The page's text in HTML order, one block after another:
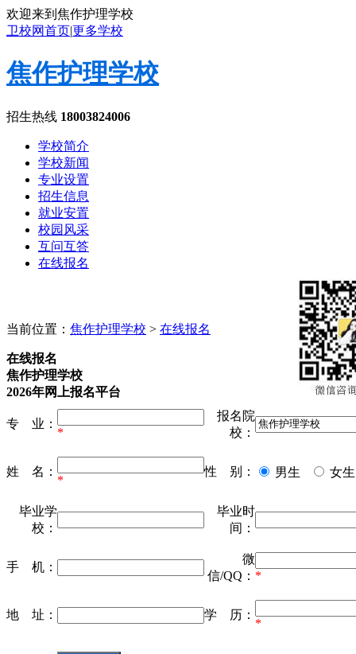
欢迎来到焦作护理学校
卫校网首页|更多学校
焦作护理学校
招生热线 18003824006
学校简介
学校新闻
专业设置
招生信息
就业安置
校园风采
互问互答
在线报名
当前位置： 焦作护理学校 > 在线报名
在线报名
焦作护理学校
2026年网上报名平台
专 业：
*
报名院
校：
姓 名：
*
性 别： 男生 女生
毕业学
校：
毕业时
间：
手 机：
微
信/QQ： *
地 址： 学 历：
*